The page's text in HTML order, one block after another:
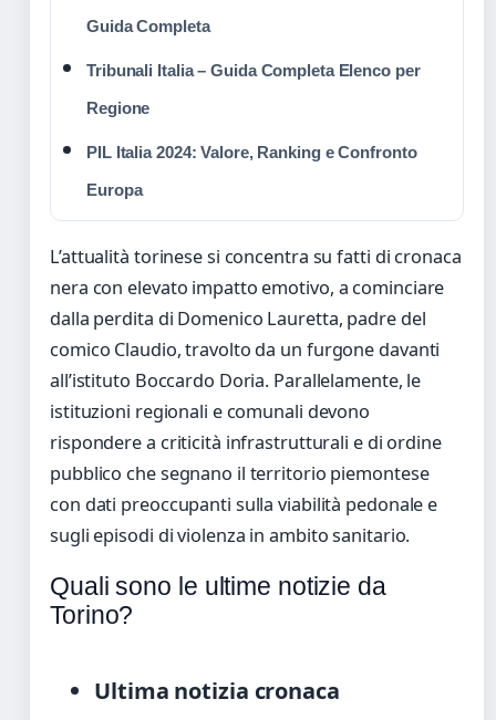
Guida Completa
Tribunali Italia – Guida Completa Elenco per
Regione
PIL Italia 2024: Valore, Ranking e Confronto
Europa
L’attualità torinese si concentra su fatti di cronaca
nera con elevato impatto emotivo, a cominciare
dalla perdita di Domenico Lauretta, padre del
comico Claudio, travolto da un furgone davanti
all’istituto Boccardo Doria. Parallelamente, le
istituzioni regionali e comunali devono
rispondere a criticità infrastrutturali e di ordine
pubblico che segnano il territorio piemontese
con dati preoccupanti sulla viabilità pedonale e
sugli episodi di violenza in ambito sanitario.
Quali sono le ultime notizie da
Torino?
Ultima notizia cronaca